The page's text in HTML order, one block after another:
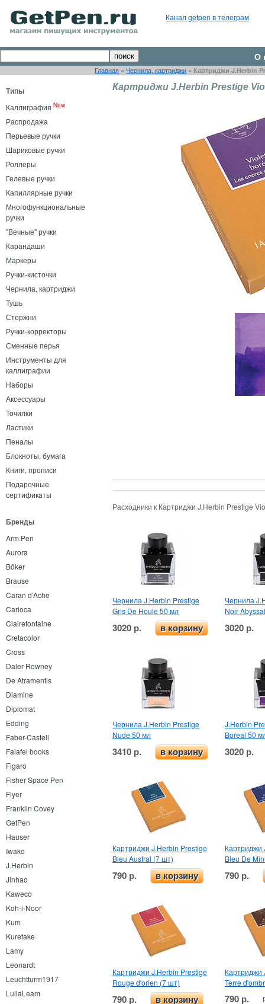
Канал getpen в телеграм
О
Главная » Чернила, картриджи » Картриджи J.Herbin
Типы
Каллиграфия New
Распродажа
Перьевые ручки
Шариковые ручки
Роллеры
Гелевые ручки
Капиллярные ручки
Многофункциональные
ручки
"Вечные" ручки
Карандаши
Маркеры
Ручки-кисточки
Чернила, картриджи
Тушь
Стержни
Ручки-корректоры
Сменные перья
Инструменты для
каллиграфии
Наборы
Аксессуары
Точилки
Ластики
Пеналы
Блокноты, бумага
Книги, прописи
Подарочные
сертификаты
Бренды
Arm.Pen
Aurora
Böker
Brause
Caran d’Ache
Carioca
Clairefontaine
Cretacolor
Cross
Daler Rowney
De Atramentis
Diamine
Diplomat
Edding
Faber-Castell
Falafel books
Figaro
Fisher Space Pen
Flyer
Franklin Covey
GetPen
Hauser
Iwako
J.Herbin
Jinhao
Kaweco
Koh-i-Noor
Kum
Kuretake
Lamy
Leonardt
Leuchtturm1917
LullaLeam
Картриджи J.Herbin Prestige
Расходники к Картриджи J.Herbin Prestige
Чернила J.Herbin Prestige
Gris De Houle 50 мл
3020 р. в корзину
Чернила
Noir
3020 р.
Чернила J.Herbin Prestige
Nude 50 мл
3410 р. в корзину
J.Herbin
Boreal 50
3020 р.
Картриджи J.Herbin Prestige
Bleu Austral (7 шт)
790 р. в корзину
Картриджи
Bleu De
790 р.
Картриджи J.Herbin Prestige
Rouge d'orien (7 шт)
790 р. в корзину
Картриджи
Terre
790 р.